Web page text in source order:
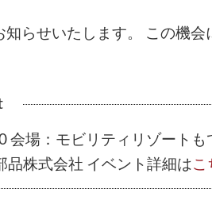
らせいたします。
この機会
会場： モビリティリゾートも
品株式会社 イベント詳細はこ